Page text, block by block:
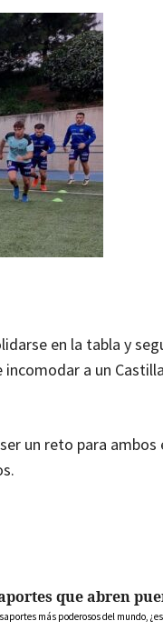
en la tabla y
a un
un reto para ambos
que abren
más poderosos del mundo,